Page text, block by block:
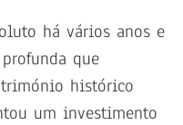
há vários anos e
que
histórico
um investimento